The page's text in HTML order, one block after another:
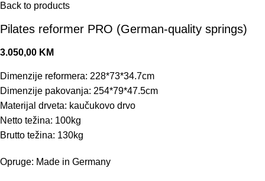
Back to products
Pilates reformer PRO (German-quality springs)
3.050,00 KM
Dimenzije reformera: 228*73*34.7cm
Dimenzije pakovanja: 254*79*47.5cm
Materijal drveta: kaučukovo drvo
Netto težina: 100kg
Brutto težina: 130kg
Opruge: Made in Germany